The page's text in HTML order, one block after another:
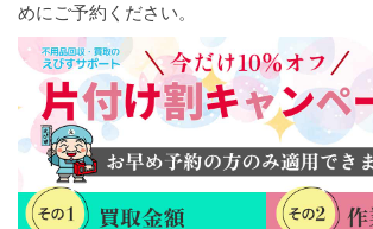
めにご予約ください。